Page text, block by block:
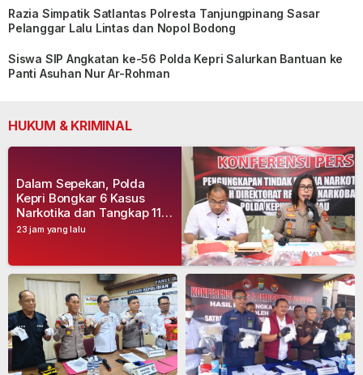
Razia Simpatik Satlantas Polresta Tanjungpinang Sasar
Pelanggar Lalu Lintas dan Nopol Bodong
Siswa SIP Angkatan ke-56 Polda Kepri Salurkan Bantuan ke
Panti Asuhan Nur Ar-Rohman
HUKUM & KRIMINAL
23 jam yang lalu
Dalam Sepekan, Polda
Kepri Bongkar 6 Kasus
Narkotika dan Tangkap 11
Tersangka